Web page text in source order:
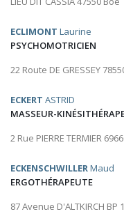
ECLIMONT Laurine
PSYCHOMOTRICIEN
22 Route DE GRESSEY
ECKERT ASTRID
MASSEUR-
2 Rue PIERRE TERMIER
ECKENSCHWILLERMaud
ERGOTHÉRAPEUTE
87 Avenue D'ALTKIRCH